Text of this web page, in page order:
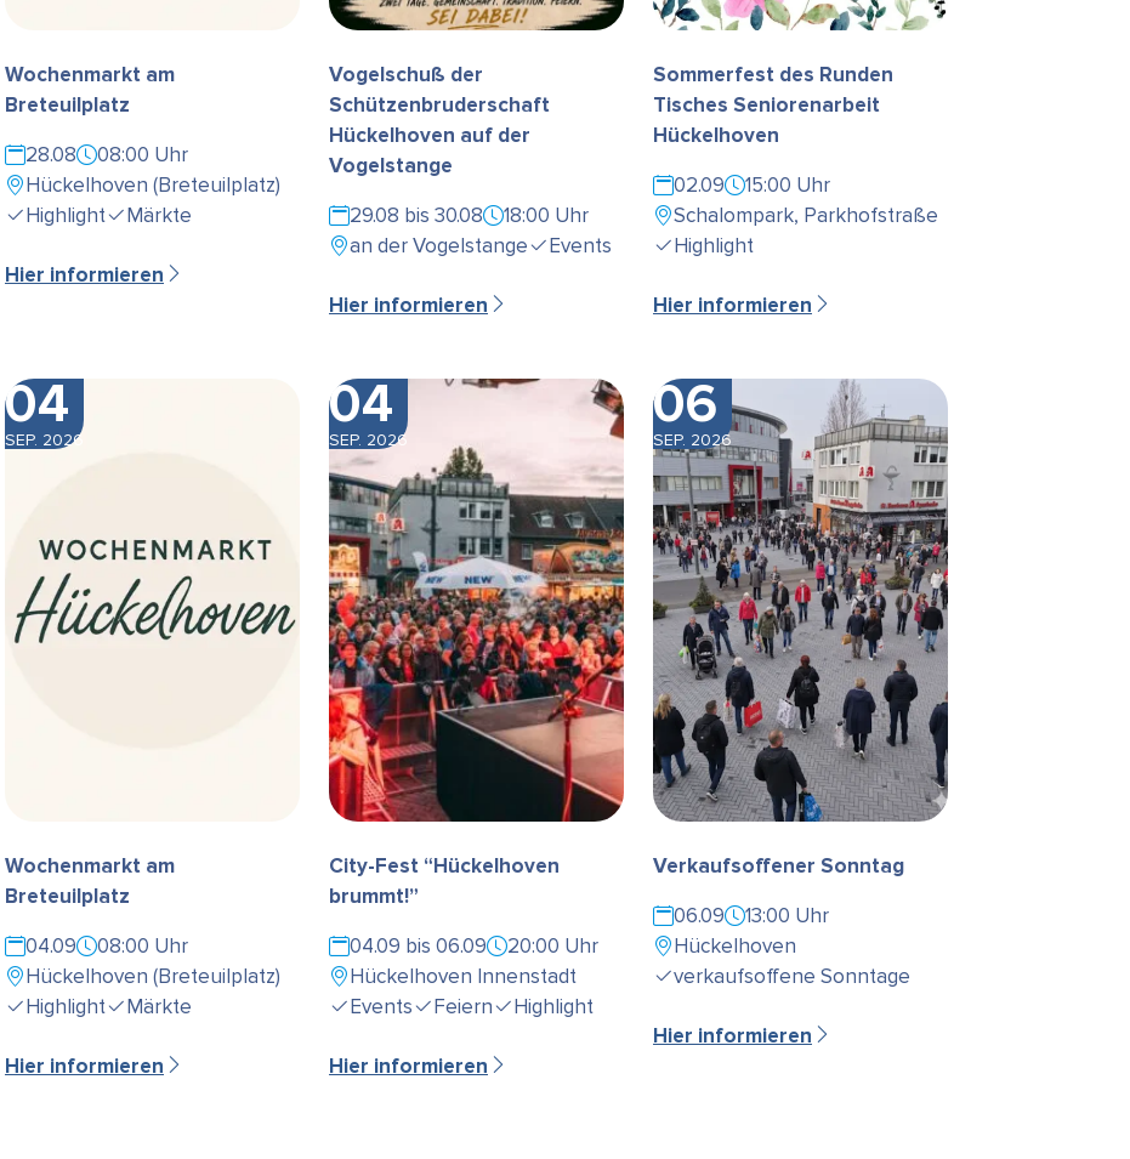
Wochenmarkt am
Breteuilplatz
28.08
08:00 Uhr
Hückelhoven (Breteuilplatz)
Highlight
Märkte
Hier informieren
Vogelschuß der
Schützenbruderschaft
Hückelhoven auf der
Vogelstange
29.08 bis 30.08
18:00 Uhr
an der Vogelstange
Events
Hier informieren
Sommerfest des Runden
Tisches Seniorenarbeit
Hückelhoven
02.09
15:00 Uhr
Schalompark, Parkhofstraße
Highlight
Hier informieren
04
SEP. 2026
Wochenmarkt am
Breteuilplatz
04.09
08:00 Uhr
Hückelhoven (Breteuilplatz)
Highlight
Märkte
Hier informieren
04
SEP. 2026
City-Fest “Hückelhoven
brummt!”
04.09 bis 06.09
20:00 Uhr
Hückelhoven Innenstadt
Events
Feiern Highlight
Hier informieren
06
SEP. 2026
Verkaufsoffener Sonntag
06.09
13:00 Uhr
Hückelhoven
verkaufsoffene Sonntage
Hier informieren